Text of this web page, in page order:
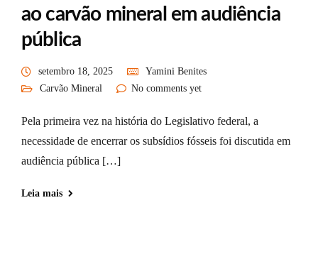
ao carvão mineral em audiência
pública
setembro 18, 2025
Yamini Benites
Carvão Mineral
No comments yet
Pela primeira vez na história do Legislativo federal, a
necessidade de encerrar os subsídios fósseis foi discutida em
audiência pública […]
Leia mais